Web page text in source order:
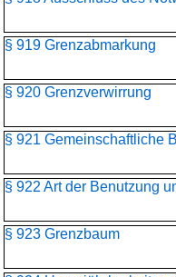
§ 919 Grenzabmarkung
§ 920 Grenzverwirrung
§ 921 Gemeinschaftliche
§ 922 Art der Benutzung
§ 923 Grenzbaum